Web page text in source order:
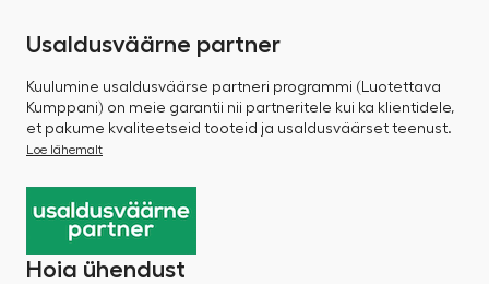
Usaldusväärne partner
Kuulumine usaldusväärse partneri programmi (Luotettava
Kumppani) on meie garantii nii partneritele kui ka klientidele,
et pakume kvaliteetseid tooteid ja usaldusväärset teenust.
Loe lähemalt
Hoia ühendust